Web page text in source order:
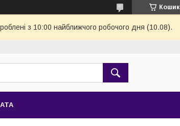
Кошик
з 10:00 найближчого робочого дня (10.08).